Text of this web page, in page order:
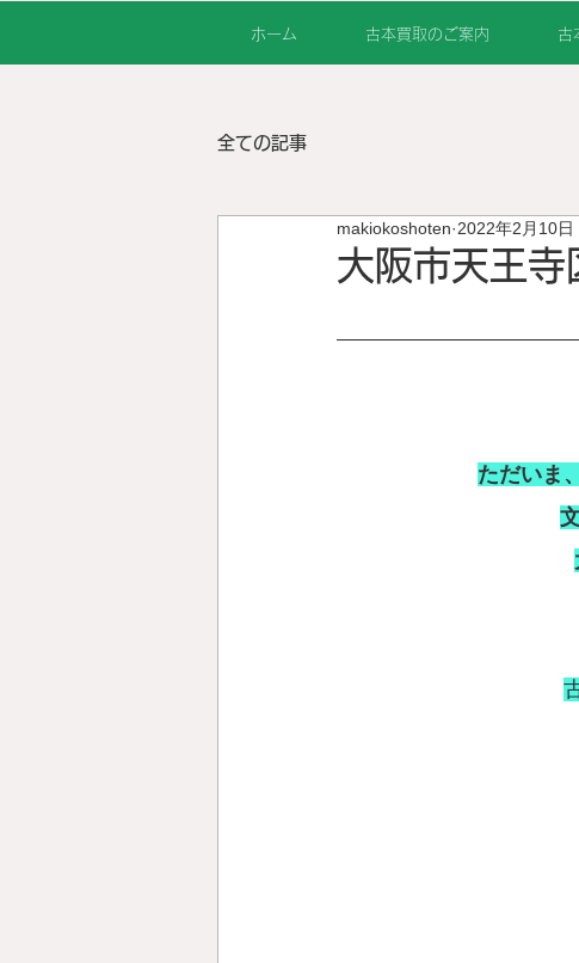
ホーム 古本買取のご案内 古
全ての記事
大阪市天王寺
makiokoshoten 2022年2月10日
ただいま